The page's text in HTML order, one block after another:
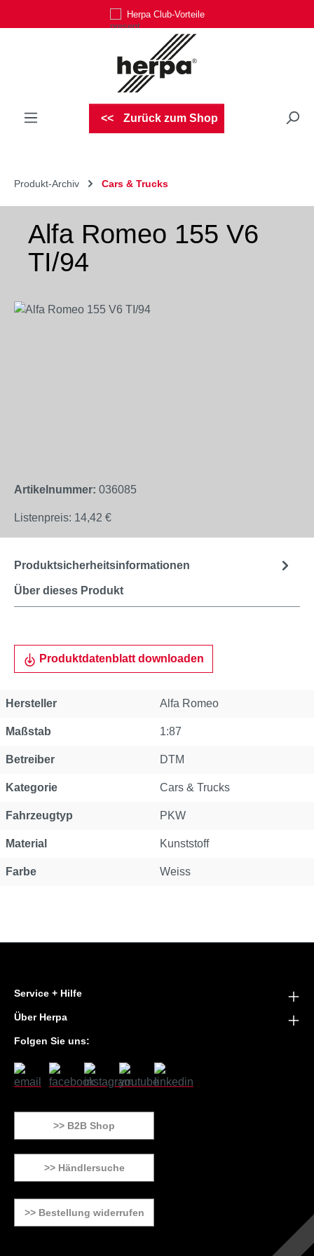
Zum Hauptinhalt springenHerpa Club-Vorteile
Zurück zum Shop
Produkt-Archiv Cars & Trucks
Alfa Romeo 155 V6
TI/94
Bildergalerie überspringen
Artikelnummer: 036085
Listenpreis: 14,42 €
Über dieses Produkt
Produktsicherheitsinformationen
Produktdatenblatt downloaden
Hersteller Alfa Romeo
Maßstab 1:87
Betreiber DTM
Kategorie Cars & Trucks
Fahrzeugtyp PKW
Material Kunststoff
Farbe Weiss
Service + Hilfe
Über Herpa
Folgen Sie uns:
>> B2B Shop
>> Händlersuche
>> Bestellung widerrufen